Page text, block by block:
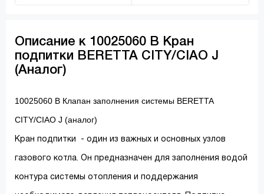
Описание к 10025060 В Кран
подпитки BERETTA СITY/CIAO J
(Аналог)
10025060 В Клапан заполнения системы BERETTA
СITY/CIAO J (аналог)
Кран подпитки - один из важных и основных узлов
газового котла. Он предназначен для заполнения водой
контура системы отопления и поддержания